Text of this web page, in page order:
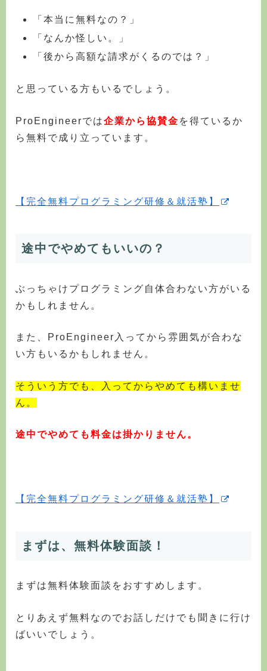
「本当に無料なの？」
「なんか怪しい。」
「後から高額な請求がくるのでは？」
と思っている方もいるでしょう。
ProEngineerでは企業から協賛金 を得ているか
ら無料で成り立っています。
【完全無料プログラミング研修＆就活塾】
途中でやめてもいいの？
ぶっちゃけプログラミング自体合わない方がいる
かもしれません。
また、ProEngineer入ってから雰囲気が合わな
い方もいるかもしれません。
そういう方でも、入ってからやめても構いませ
ん。
途中でやめても料金は掛かりません。
【完全無料プログラミング研修＆就活塾】
まずは、無料体験面談！
まずは無料体験面談をおすすめします。
とりあえず無料なのでお話しだけでも聞きに行け
ばいいでしょう。